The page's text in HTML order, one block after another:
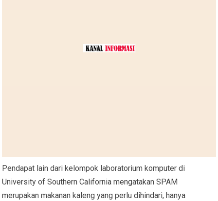
Pendapat lain dari kelompok laboratorium komputer di
University of Southern California mengatakan SPAM
merupakan makanan kaleng yang perlu dihindari, hanya